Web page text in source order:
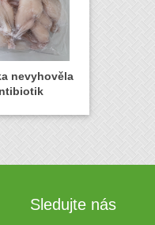
nevyhověla
Sledujte nás